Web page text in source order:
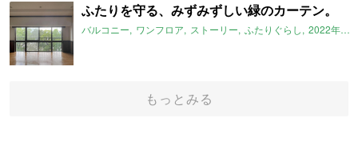
ふたりを守る、みずみずしい緑のカーテン。
バルコニー ワンフロア ストーリー ふたりぐらし 2022年1月のおすすめ
もっとみる